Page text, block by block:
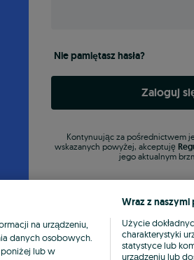
Nie pamiętasz hasła?
Zaloguj
Kontynuując za pośrednictwem
wskazanych powyżej, akceptuję
jego aktualnym
na urządzeniu,
danych osobowych.
lub w
Wraz z
Użycie
charakterystyki
statystyce lub
urządzeniu lub